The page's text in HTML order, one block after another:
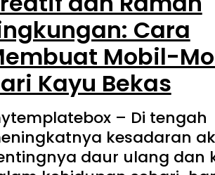
Cara
Mobil-
Kayu Bekas
– Di tengah
kesadaran
daur ulang dan